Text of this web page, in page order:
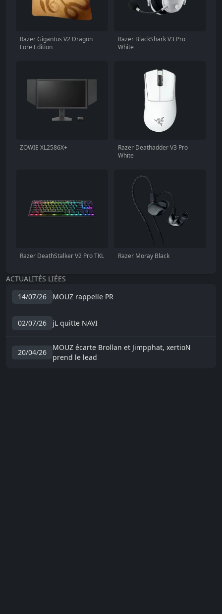
Razer Gigantus V2 Dragon
Lore Edition
Razer BlackShark V3 Pro
White
ZOWIE XL2586X+
Razer Deathadder V3 Pro
White
Razer DeathStalker V2 Pro TKL Razer Moray Black
ACTUALITÉS LIÉES
14/07/26
MOUZ rappelle PR
02/07/26 jL quitte NAVI
20/04/26
MOUZ écarte Brollan et Jimpphat, xertioN
prend le lead